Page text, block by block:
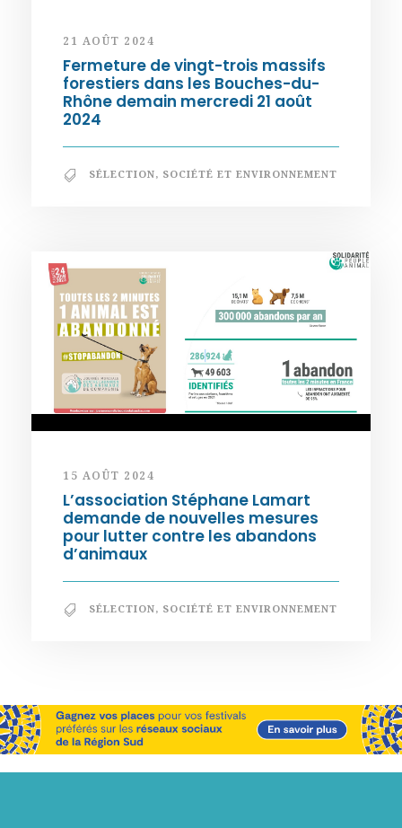
21 AOÛT 2024
Fermeture de vingt-trois massifs
forestiers dans les Bouches-du-
Rhône demain mercredi 21 août
2024
SÉLECTION, SOCIÉTÉ ET ENVIRONNEMENT
15 AOÛT 2024
L’association Stéphane Lamart
demande de nouvelles mesures
pour lutter contre les abandons
d’animaux
SÉLECTION, SOCIÉTÉ ET ENVIRONNEMENT